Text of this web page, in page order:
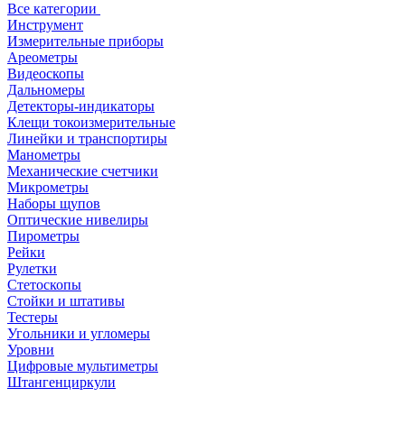
Все категории
Инструмент
Измерительные приборы
Ареометры
Видеоскопы
Дальномеры
Детекторы-индикаторы
Клещи токоизмерительные
Линейки и транспортиры
Манометры
Механические счетчики
Микрометры
Наборы щупов
Оптические нивелиры
Пирометры
Рейки
Рулетки
Стетоскопы
Стойки и штативы
Тестеры
Угольники и угломеры
Уровни
Цифровые мультиметры
Штангенциркули